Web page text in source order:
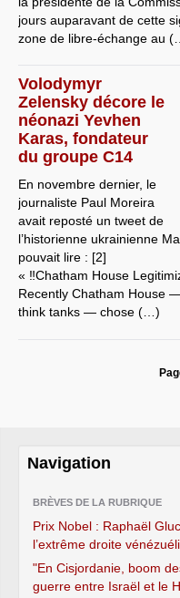
jours auparavant de cette
zone de libre-échange au
Volodymyr
Zelensky décore le
néonazi Yevhen
Karas, fondateur
du groupe C14
En novembre dernier, le
journaliste Paul Moreira
avait reposté un tweet de
l’historienne ukrainienne
pouvait lire : [2]
« ‼️Chatham House
Recently Chatham House
think tanks — chose (…)
Navigation
BRÈVES DE LA RUBRIQUE
Prix Nobel : Raphaël
l’extrême droite
"En Cisjordanie, boom
guerre entre Israël et le